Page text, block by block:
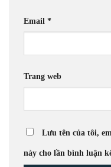
Email *
Trang web
Lưu tên của tôi,
này cho lần bình luận